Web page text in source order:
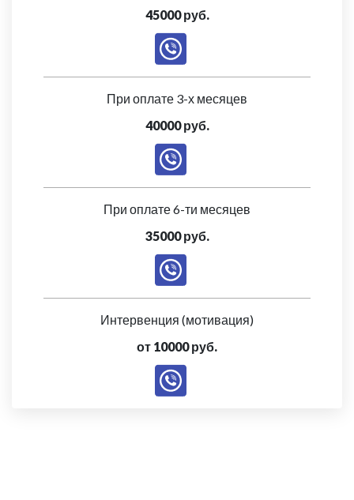
45000 руб.
При оплате 3-х месяцев
40000 руб.
При оплате 6-ти месяцев
35000 руб.
Интервенция (мотивация)
от 10000 руб.